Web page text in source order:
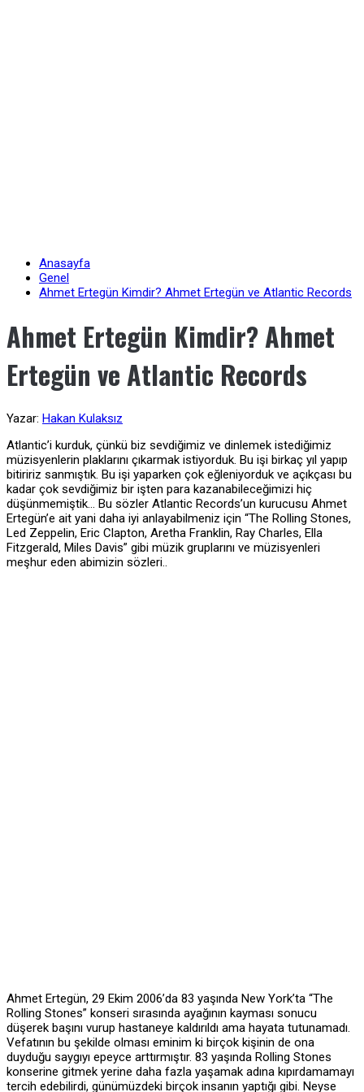
Anasayfa
Genel
Ahmet Ertegün Kimdir? Ahmet Ertegün ve Atlantic Records
Ahmet Ertegün Kimdir? Ahmet
Ertegün ve Atlantic Records
Yazar: Hakan Kulaksız
Atlantic’i kurduk, çünkü biz sevdiğimiz ve dinlemek istediğimiz
müzisyenlerin plaklarını çıkarmak istiyorduk. Bu işi birkaç yıl yapıp
bitiririz sanmıştık. Bu işi yaparken çok eğleniyorduk ve açıkçası bu
kadar çok sevdiğimiz bir işten para kazanabileceğimizi hiç
düşünmemiştik… Bu sözler Atlantic Records’un kurucusu Ahmet
Ertegün’e ait yani daha iyi anlayabilmeniz için “The Rolling Stones,
Led Zeppelin, Eric Clapton, Aretha Franklin, Ray Charles, Ella
Fitzgerald, Miles Davis” gibi müzik gruplarını ve müzisyenleri
meşhur eden abimizin sözleri..
Ahmet Ertegün, 29 Ekim 2006’da 83 yaşında New York’ta “The
Rolling Stones” konseri sırasında ayağının kayması sonucu
düşerek başını vurup hastaneye kaldırıldı ama hayata tutunamadı.
Vefatının bu şekilde olması eminim ki birçok kişinin de ona
duyduğu saygıyı epeyce arttırmıştır. 83 yaşında Rolling Stones
konserine gitmek yerine daha fazla yaşamak adına kıpırdamamayı
tercih edebilirdi, günümüzdeki birçok insanın yaptığı gibi. Neyse